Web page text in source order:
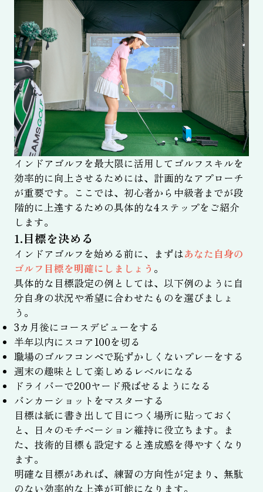
インドアゴルフを最大限に活用してゴルフスキルを
効率的に向上させるためには、計画的なアプローチ
が重要です。ここでは、初心者から中級者までが段
階的に上達するための具体的な4ステップをご紹介
します。
1.目標を決める
インドアゴルフを始める前に、まずはあなた自身の
ゴルフ目標を明確にしましょう 。
具体的な目標設定の例としては、以下例のように自
分自身の状況や希望に合わせたものを選びましょ
う。
3カ月後にコースデビューをする
半年以内にスコア100を切る
職場のゴルフコンペで恥ずかしくないプレーをする
週末の趣味として楽しめるレベルになる
ドライバーで200ヤード飛ばせるようになる
バンカーショットをマスターする
目標は紙に書き出して目につく場所に貼っておく
と、日々のモチベーション維持に役立ちます。ま
た、技術的目標も設定すると達成感を得やすくなり
ます。
明確な目標があれば、練習の方向性が定まり、無駄
のない効率的な上達が可能になります。